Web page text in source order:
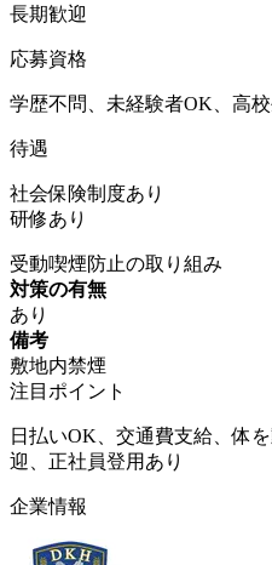
長期歓迎
応募資格
学歴不問、未経験者OK、高
待遇
社会保険制度あり
研修あり
受動喫煙防止の取り組み
対策の有無
あり
備考
敷地内禁煙
注目ポイント
日払いOK、交通費支給、体
迎、正社員登用あり
企業情報